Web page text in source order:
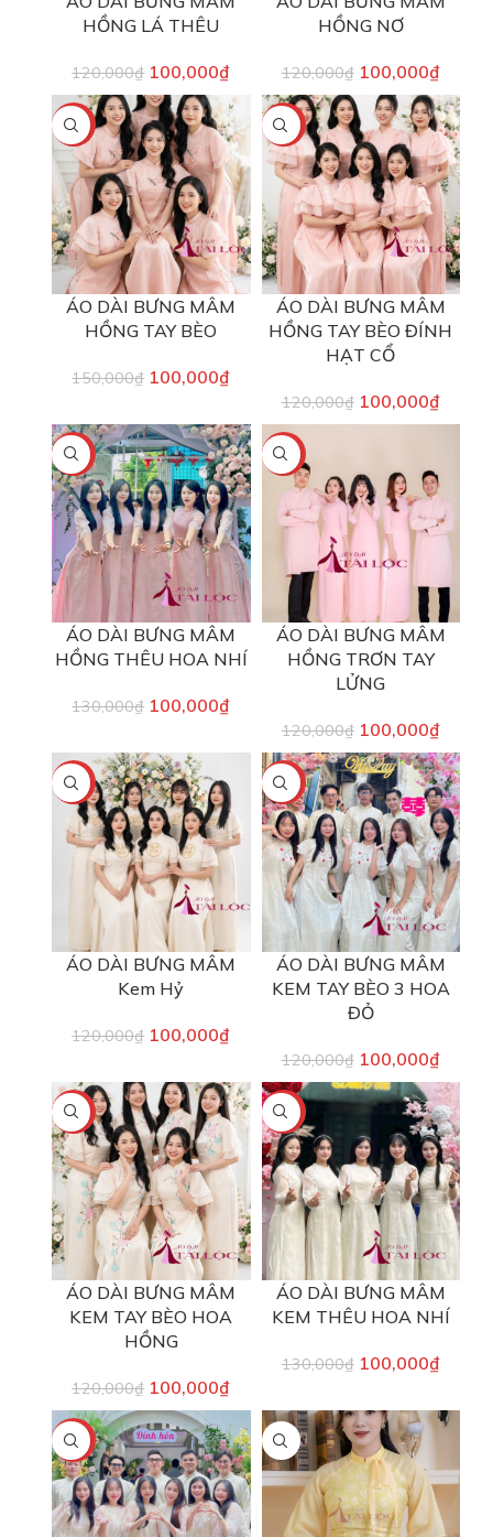
HỒNG LÁ THÊU
120,000₫ 100,000₫
HỒNG NƠ
120,000₫ 100,000₫
-33%
ÁO DÀI BƯNG MÂM
HỒNG TAY BÈO
150,000₫ 100,000₫
-17%
ÁO DÀI BƯNG MÂM
HỒNG TAY BÈO ĐÍNH
HẠT CỔ
120,000₫ 100,000₫
-23%
ÁO DÀI BƯNG MÂM
HỒNG THÊU HOA NHÍ
130,000₫ 100,000₫
-17%
ÁO DÀI BƯNG MÂM
HỒNG TRƠN TAY
LỬNG
120,000₫ 100,000₫
-17%
ÁO DÀI BƯNG MÂM
Kem Hỷ
120,000₫ 100,000₫
-17%
ÁO DÀI BƯNG MÂM
KEM TAY BÈO 3 HOA
ĐỎ
120,000₫ 100,000₫
-17%
ÁO DÀI BƯNG MÂM
KEM TAY BÈO HOA
HỒNG
120,000₫ 100,000₫
-23%
ÁO DÀI BƯNG MÂM
KEM THÊU HOA NHÍ
130,000₫ 100,000₫
-17%